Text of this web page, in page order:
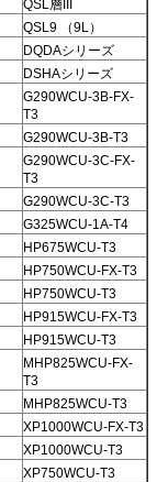
QSL層III
QSL9 （9L）
DQDAシリーズ
DSHAシリーズ
G290WCU-3B-FX-
T3
G290WCU-3B-T3
G290WCU-3C-FX-
T3
G290WCU-3C-T3
G325WCU-1A-T4
HP675WCU-T3
HP750WCU-FX-T3
HP750WCU-T3
HP915WCU-FX-T3
HP915WCU-T3
MHP825WCU-FX-
T3
MHP825WCU-T3
XP1000WCU-FX-T3
XP1000WCU-T3
XP750WCU-T3